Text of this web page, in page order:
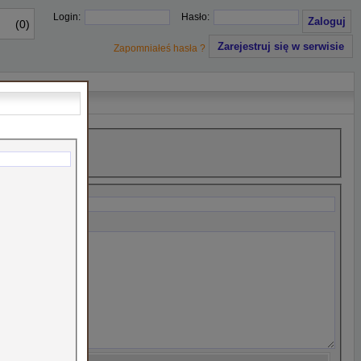
(0)
Hasło:
Login:
Zarejestruj się w serwisie
Zapomniałeś hasła ?